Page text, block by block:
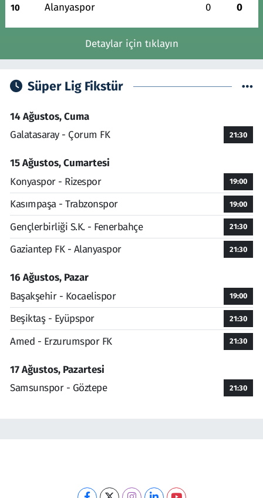
10 Alanyaspor 0 0
Detaylar için tıklayın
Süper Lig Fikstür
14 Ağustos, Cuma
Galatasaray - Çorum FK
21:30
15 Ağustos, Cumartesi
Konyaspor - Rizespor
19:00
Kasımpaşa - Trabzonspor 19:00
Gençlerbirliği S.K. - Fenerbahçe 21:30
Gaziantep FK - Alanyaspor 21:30
16 Ağustos, Pazar
Başakşehir - Kocaelispor
19:00
Beşiktaş - Eyüpspor 21:30
Amed - Erzurumspor FK 21:30
17 Ağustos, Pazartesi
Samsunspor - Göztepe
21:30